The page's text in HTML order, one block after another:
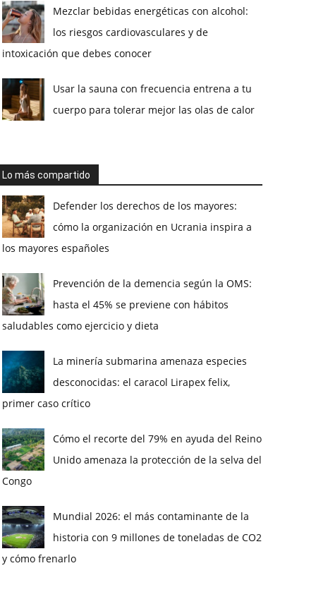
Mezclar bebidas energéticas con alcohol:
los riesgos cardiovasculares y de
intoxicación que debes conocer
Usar la sauna con frecuencia entrena a tu
cuerpo para tolerar mejor las olas de calor
Lo más compartido
Defender los derechos de los mayores:
cómo la organización en Ucrania inspira a
los mayores españoles
Prevención de la demencia según la OMS:
hasta el 45% se previene con hábitos
saludables como ejercicio y dieta
La minería submarina amenaza especies
desconocidas: el caracol Lirapex felix,
primer caso crítico
Cómo el recorte del 79% en ayuda del Reino
Unido amenaza la protección de la selva del
Congo
Mundial 2026: el más contaminante de la
historia con 9 millones de toneladas de CO2
y cómo frenarlo